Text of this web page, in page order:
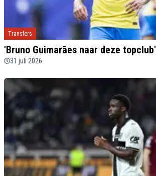
Transfers
'Bruno Guimarães naar deze topclub'
31 juli 2026